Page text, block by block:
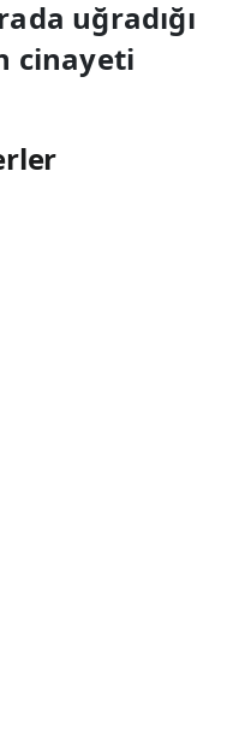
uğradığı
cinayeti